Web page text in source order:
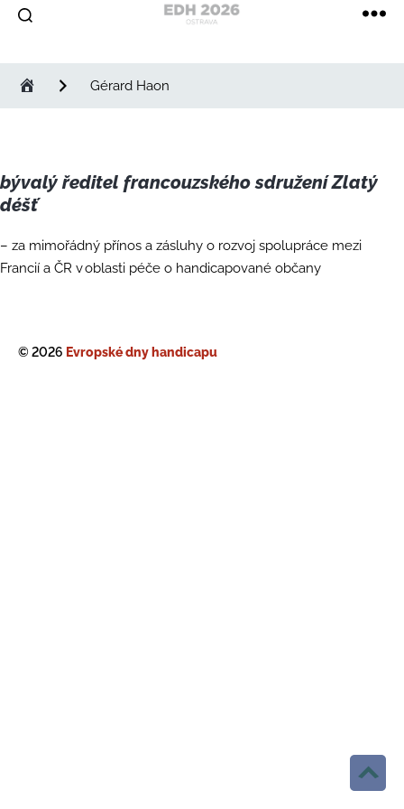
handicapu
Gérard Haon
bývalý ředitel francouzského sdružení Zlatý
déšť
– za mimořádný přínos a zásluhy o rozvoj spolupráce mezi
Francií a ČR v oblasti péče o handicapované občany
© 2026 Evropské dny handicapu